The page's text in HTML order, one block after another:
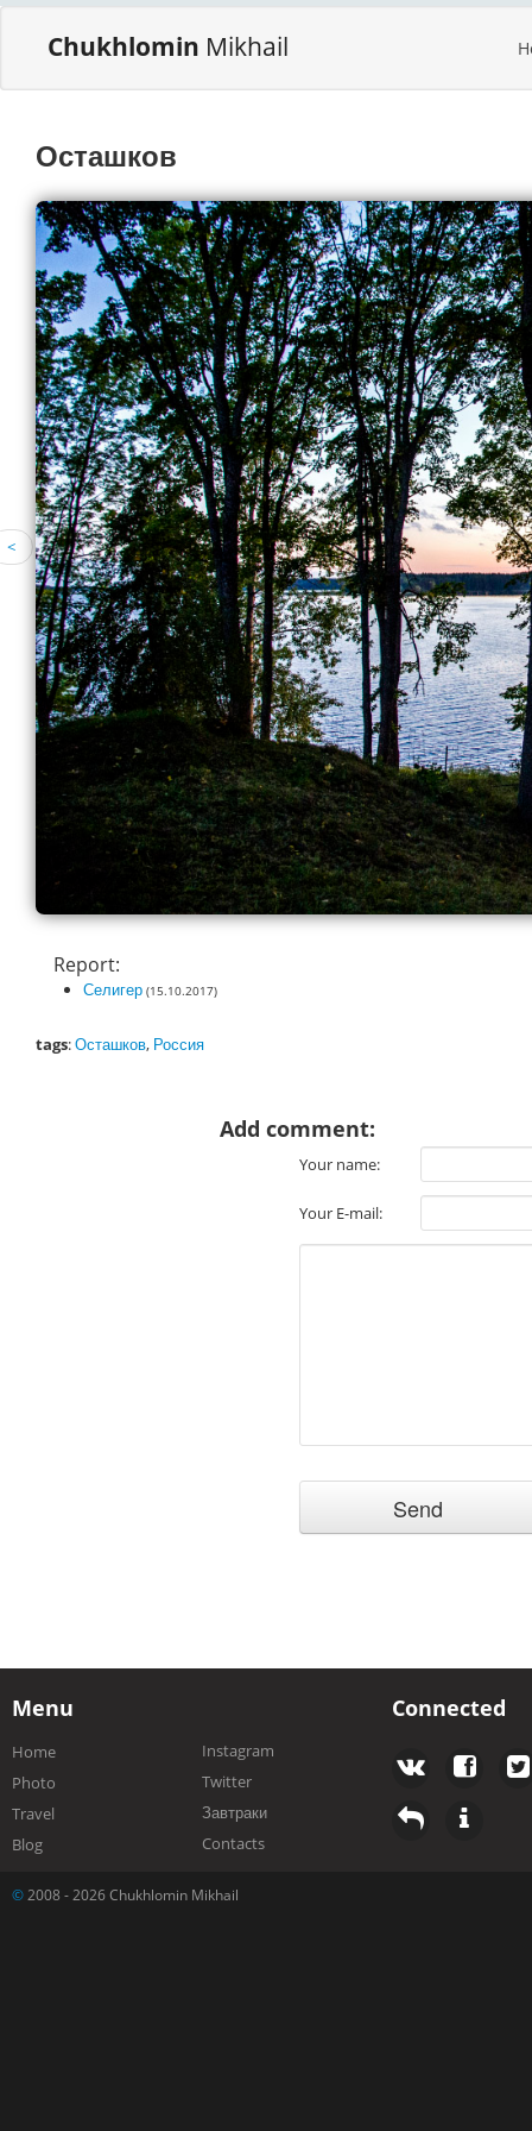
Chukhlomin Mikhail
Осташков
<
Report:
Селигер (15.10.2017)
tags:Осташков, Россия
Add comment:
Your name:
Your E-mail:
Menu
Home
Photo
Travel
Blog
Instagram
Twitter
Завтраки
Contacts
Connected
© 2008 - 2026 Chukhlomin Mikhail